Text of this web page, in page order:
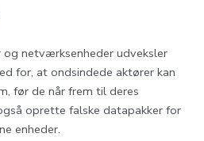
og netværksenheder udveksler
for, at ondsindede aktører kan
før de når frem til deres
oprette falske datapakker for
enheder.